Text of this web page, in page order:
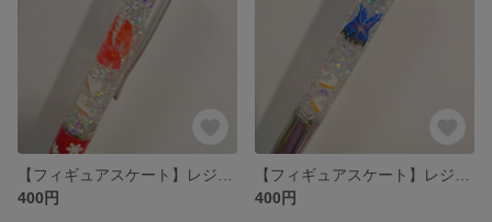
400円
400円